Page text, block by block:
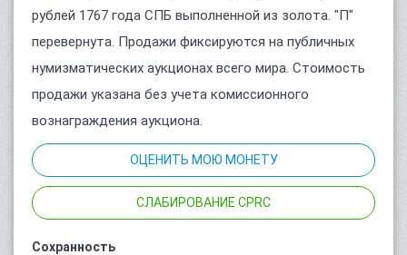
рублей 1767 года СПБ выполненной из золота. "П"
перевернута. Продажи фиксируются на публичных
нумизматических аукционах всего мира. Стоимость
продажи указана без учета комиссионного
вознаграждения аукциона.
ОЦЕНИТЬ МОЮ МОНЕТУ
СЛАБИРОВАНИЕ CPRC
Сохранность